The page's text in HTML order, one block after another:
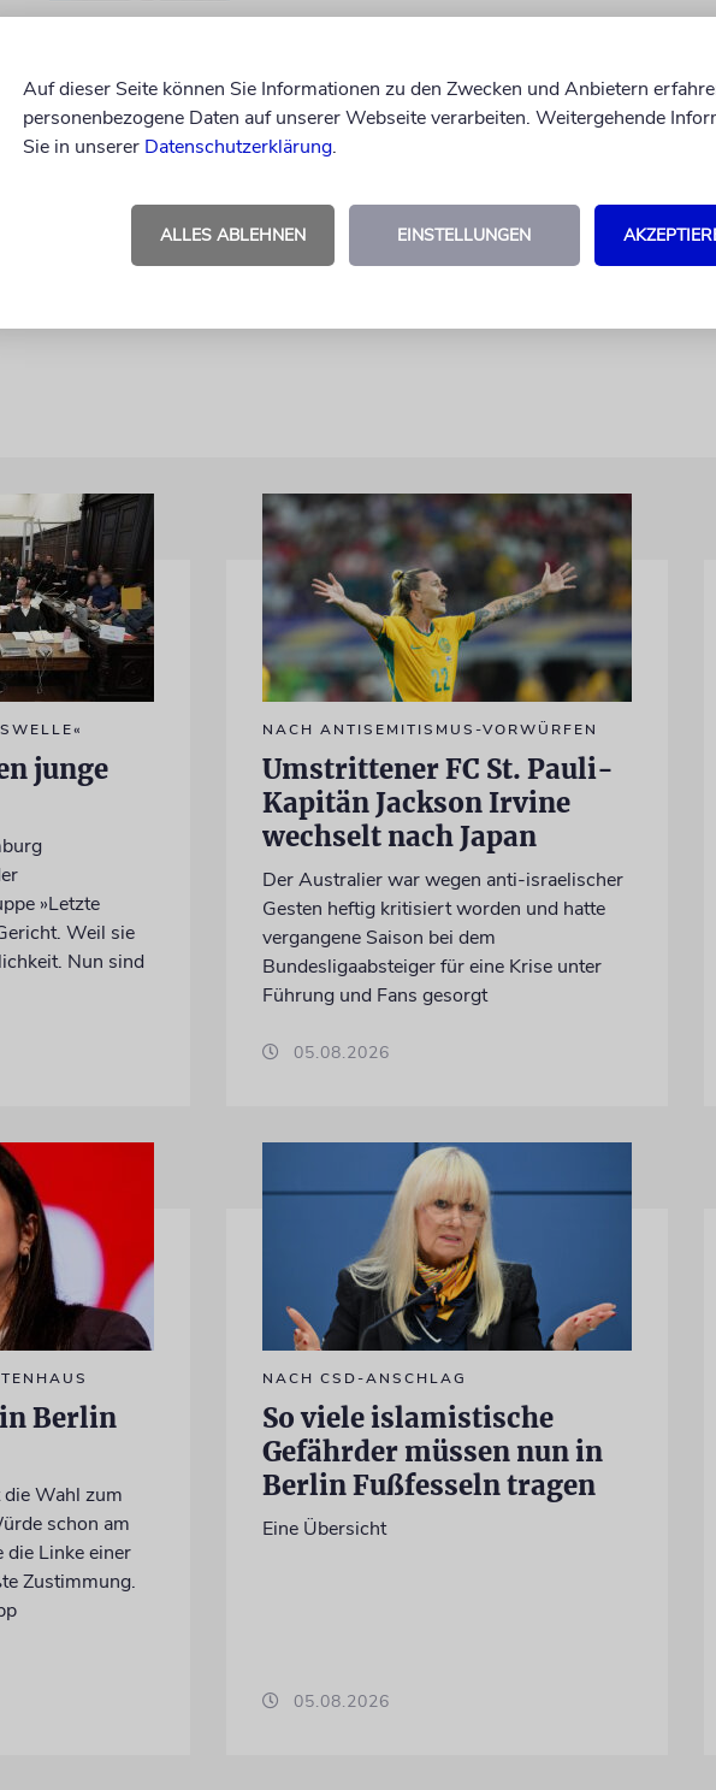
Vorschlag, die Zahl der Bundesbeauftragten zu verkleinern«,
zugleich. »Der Vorteil wäre aus meiner Sicht, dass die
Beauftragten des Bundes dadurch in ihrer Funktion und
junge
»Letzte
Weil sie
Nun sind
NACH ANTISEMITISMUS-VORWÜRFEN
Umstrittener FC St. Pauli-
Kapitän Jackson Irvine
wechselt nach Japan
Der Australier war wegen anti-israelischer
Gesten heftig kritisiert worden und hatte
vergangene Saison bei dem
Bundesligaabsteiger für eine Krise unter
Führung und Fans gesorgt
05.08.2026
Berlin
Wahl zum
schon am
die Linke einer
Zustimmung.
NACH CSD-ANSCHLAG
So viele islamistische
Gefährder müssen nun in
Berlin Fußfesseln tragen
Eine Übersicht
05.08.2026
Auf dieser Seite können Sie Informationen zu den Zwecken und Anbietern
personenbezogene Daten auf unserer Webseite verarbeiten. Weitergehende
Sie in unserer Datenschutzerklärung.
ALLES ABLEHNEN EINSTELLUNGEN